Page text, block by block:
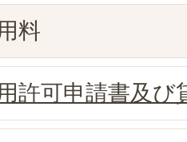
料
許可申請書及び